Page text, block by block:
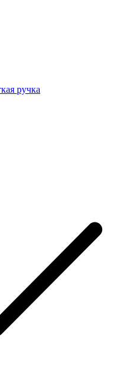
ручка